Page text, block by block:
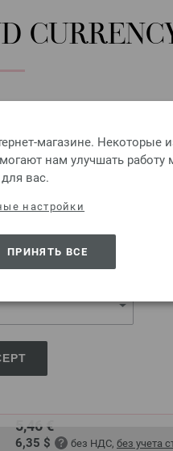
of America
магазине. Некоторые
нам улучшать работу
вас.
настройки
ПРИНЯТЬ ВСЕ
Круговые спицы
Круговые спицы латунь
5,00 €
5,82 $ без НДС,без учета
Добавить в избранное
Круговые спицы
Круговые спицы латунь
5,46 €
6,35 $ без НДС, без учета